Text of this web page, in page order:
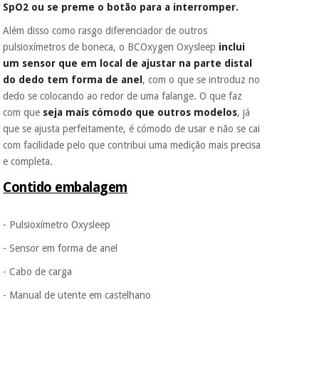
SpO2 ou se preme o botão para a interromper.
Além disso como rasgo diferenciador de outros
pulsioxímetros de boneca, o BCOxygen Oxysleep inclui
um sensor que em local de ajustar na parte distal
do dedo tem forma de anel , com o que se introduz no
dedo se colocando ao redor de uma falange. O que faz
com que seja mais cómodo que outros modelos, já
que se ajusta perfeitamente, é cómodo de usar e não se cai
com facilidade pelo que contribui uma medição mais precisa
e completa.
Contido embalagem
- Pulsioxímetro Oxysleep
- Sensor em forma de anel
- Cabo de carga
- Manual de utente em castelhano